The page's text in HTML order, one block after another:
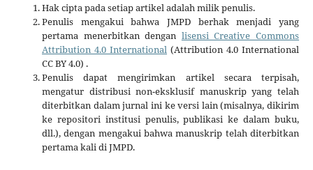
Hak cipta pada setiap artikel adalah milik penulis.
Penulis mengakui bahwa JMPD berhak menjadi yang
pertama menerbitkan dengan lisensi Creative Commons
Attribution 4.0 International (Attribution 4.0 International
CC BY 4.0) .
Penulis dapat mengirimkan artikel secara terpisah,
mengatur distribusi non-eksklusif manuskrip yang telah
diterbitkan dalam jurnal ini ke versi lain (misalnya, dikirim
ke repositori institusi penulis, publikasi ke dalam buku,
dll.), dengan mengakui bahwa manuskrip telah diterbitkan
pertama kali di JMPD.